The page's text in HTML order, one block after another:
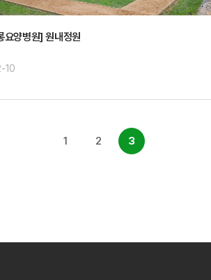
요양병원] 원내정원
10
1 2 3